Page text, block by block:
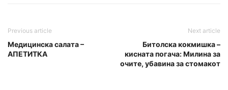
Previous article
Медицинска салата –
АПЕТИТКА
Next article
Битолска кокмишка –
кисната погача: Милина за
очите, убавина за стомакот